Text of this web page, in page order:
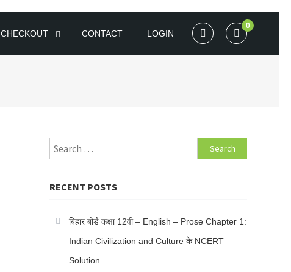
CHECKOUT CONTACT LOGIN
0
Search
for:
RECENT POSTS
बिहार बोर्ड कक्षा 12वी – English – Prose Chapter 1:
Indian Civilization and Culture के NCERT
Solution